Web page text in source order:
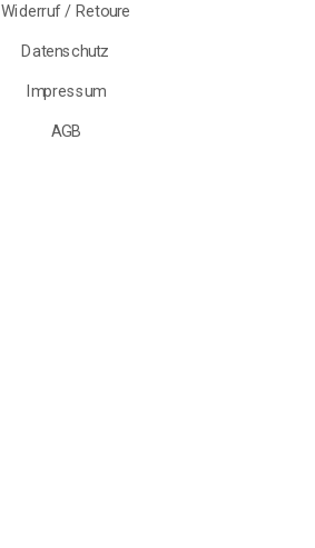
Widerruf / Retoure
Datenschutz
Impressum
AGB